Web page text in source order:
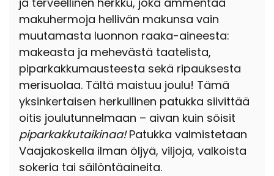
makuhermoja hellivän makunsa vain
muutamasta luonnon raaka-aineesta:
makeasta ja mehevästä taatelista,
piparkakkumausteesta sekä ripauksesta
merisuolaa. Tältä maistuu joulu! Tämä
yksinkertaisen herkullinen patukka siivittää
oitis joulutunnelmaan – aivan kuin söisit
piparkakkutaikinaa!Patukka valmistetaan
Vaajakoskella ilman öljyä, viljoja, valkoista
sokeria tai säilöntäaineita.